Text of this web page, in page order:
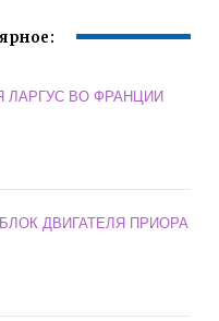
ЛАРГУС ВО ФРАНЦИИ
ДВИГАТЕЛЯ ПРИОРА